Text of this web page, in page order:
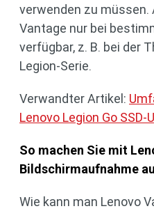
verwenden zu müssen.
Vantage nur bei
verfügbar, z. B. bei der
Legion-Serie.
Verwandter Artikel:
Lenovo Legion Go SSD-
So machen Sie mit
Bildschirmaufnahme
Wie kann man Lenovo